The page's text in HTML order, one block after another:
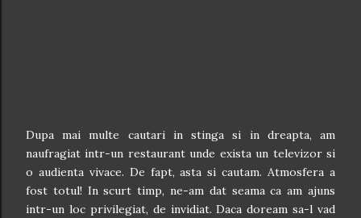
Dupa mai multe cautari in stinga si in dreapta, am
naufragiat intr-un restaurant unde exista un televizor si
o audienta vivace. De fapt, asta si cautam. Atmosfera a
fost totul! In scurt timp, ne-am dat seama ca am ajuns
intr-un loc privilegiat, de invidiat. Daca doream sa-l vad